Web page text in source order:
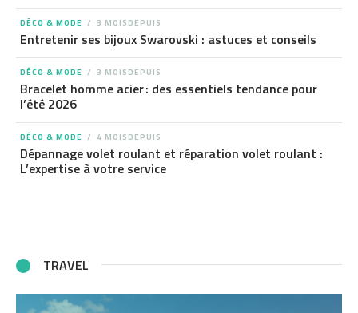
DÉCO & MODE 3 MOISDEPUIS
Entretenir ses bijoux Swarovski : astuces et conseils
DÉCO & MODE 3 MOISDEPUIS
Bracelet homme acier : des essentiels tendance pour
l’été 2026
DÉCO & MODE 4 MOISDEPUIS
Dépannage volet roulant et réparation volet roulant :
L’expertise à votre service
TRAVEL